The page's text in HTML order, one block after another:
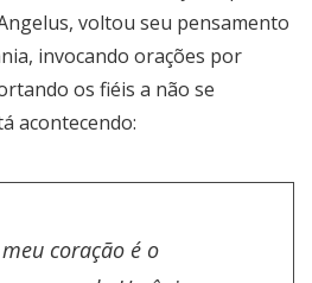
voltou seu pensamento
invocando orações por
os fiéis a não se
acontecendo:
coração é o